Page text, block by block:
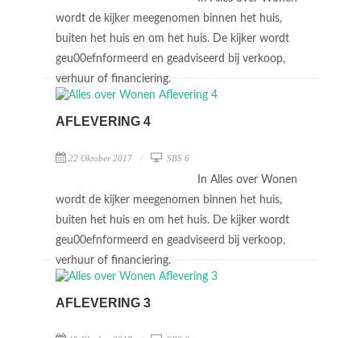
wordt de kijker meegenomen binnen het huis,
buiten het huis en om het huis. De kijker wordt
geu00efnformeerd en geadviseerd bij verkoop,
verhuur of financiering.
AFLEVERING 4
22 Oktober 2017 SBS 6
In Alles over Wonen
wordt de kijker meegenomen binnen het huis,
buiten het huis en om het huis. De kijker wordt
geu00efnformeerd en geadviseerd bij verkoop,
verhuur of financiering.
AFLEVERING 3